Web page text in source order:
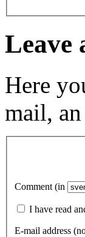
Leave
Here
mail,
Comment (in
I have read
E-mail address